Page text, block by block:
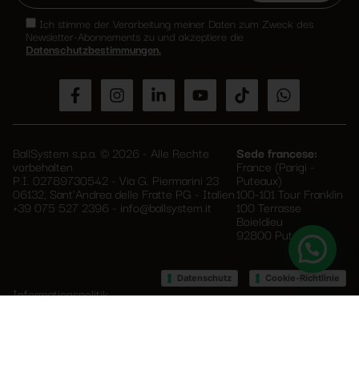
Bitte
lasse
Ich stimme der Verarbeitung meiner Daten zum Zweck des
Newsletter-Abonnements zu und akzeptiere die
Datenschutzbestimmungen.
BallSystem s.p.a. © 2026 - Alle Rechte
vorbehalten
P.I. 02789730542 - Via G. Piermarini 23
06132, Sant'Andrea delle Fratte PG - Italien
+39 075 527 2396 info@ballsystem.it
Sede francese:
France (Parigi -
Puteaux)
100-101 Tour Franklin
100 Terrasse
Boieldieu
92800 Puteaux
Datenschutz Cookie-Richtlinie
Informationspolitik